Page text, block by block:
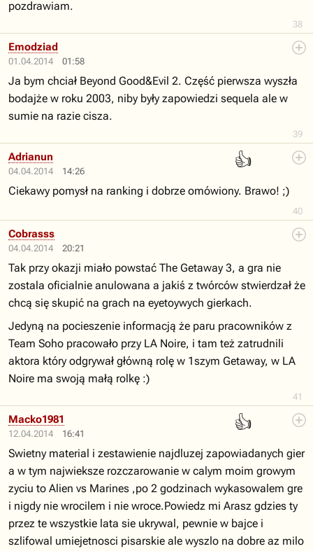
38
pozdrawiam.
01.04.2014 01:58
39
Emodziad
Ja bym chciał Beyond Good&Evil 2. Część pierwsza wyszła
bodajże w roku 2003, niby były zapowiedzi sequela ale w
sumie na razie cisza.
04.04.2014 14:26
👍
40
Adrianun
Ciekawy pomysł na ranking i dobrze omówiony. Brawo! ;)
04.04.2014 20:21
41
Cobrasss
Tak przy okazji miało powstać The Getaway 3, a gra nie
zostala oficialnie anulowana a jakiś z twórców stwierdzał że
chcą się skupić na grach na eyetoywych gierkach.
Jedyną na pocieszenie informacją że paru pracowników z
Team Soho pracowało przy LA Noire, i tam też zatrudnili
aktora który odgrywał główną rolę w 1szym Getaway, w LA
Noire ma swoją małą rolkę :)
12.04.2014 16:41
👍
Macko1981
Swietny material i zestawienie najdluzej zapowiadanych gier
a w tym najwieksze rozczarowanie w calym moim growym
zyciu to Alien vs Marines ,po 2 godzinach wykasowalem gre
i nigdy nie wrocilem i nie wroce.Powiedz mi Arasz gdzies ty
przez te wszystkie lata sie ukrywal, pewnie w bajce i
szlifowal umiejetnosci pisarskie ale wyszlo na dobre az milo